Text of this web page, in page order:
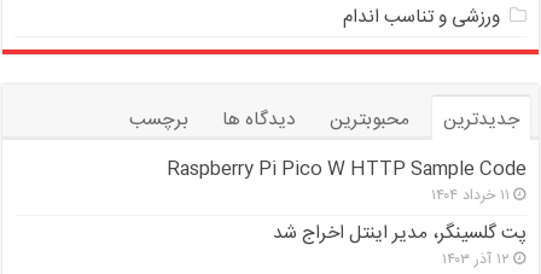
ورزشی و تناسب اندام
جدیدترین محبوبترین دیدگاه ها
برچسب
Raspberry Pi Pico W HTTP Sample Code
۱۱ خرداد ۱۴۰۴
پت گلسینگر، مدیر اینتل اخراج شد
۱۲ آذر ۱۴۰۳